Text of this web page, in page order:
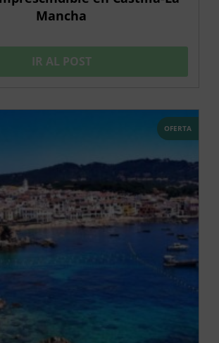
Mancha
IR AL POST
OFERTA